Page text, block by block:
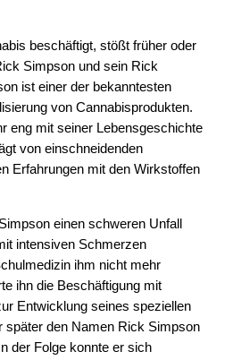
beschäftigt, stößt früher oder
Simpson und sein Rick
ist einer der bekanntesten
von Cannabisprodukten.
eng mit seiner Lebensgeschichte
von einschneidenden
Erfahrungen mit den Wirkstoffen
einen schweren Unfall
intensiven Schmerzen
ihm nicht mehr
ihn die Beschäftigung mit
Entwicklung seines speziellen
später den Namen Rick Simpson
der Folge konnte er sich